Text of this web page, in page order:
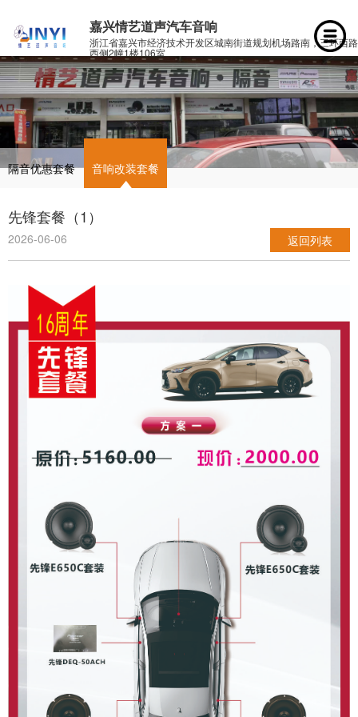
嘉兴情艺道声汽车音响
浙江省嘉兴市经济技术开发区城南街道规划机场路南，三环西路
西侧2幢1楼106室
隔音优惠套餐 音响改装套餐
先锋套餐（1）
2026-06-06 返回列表